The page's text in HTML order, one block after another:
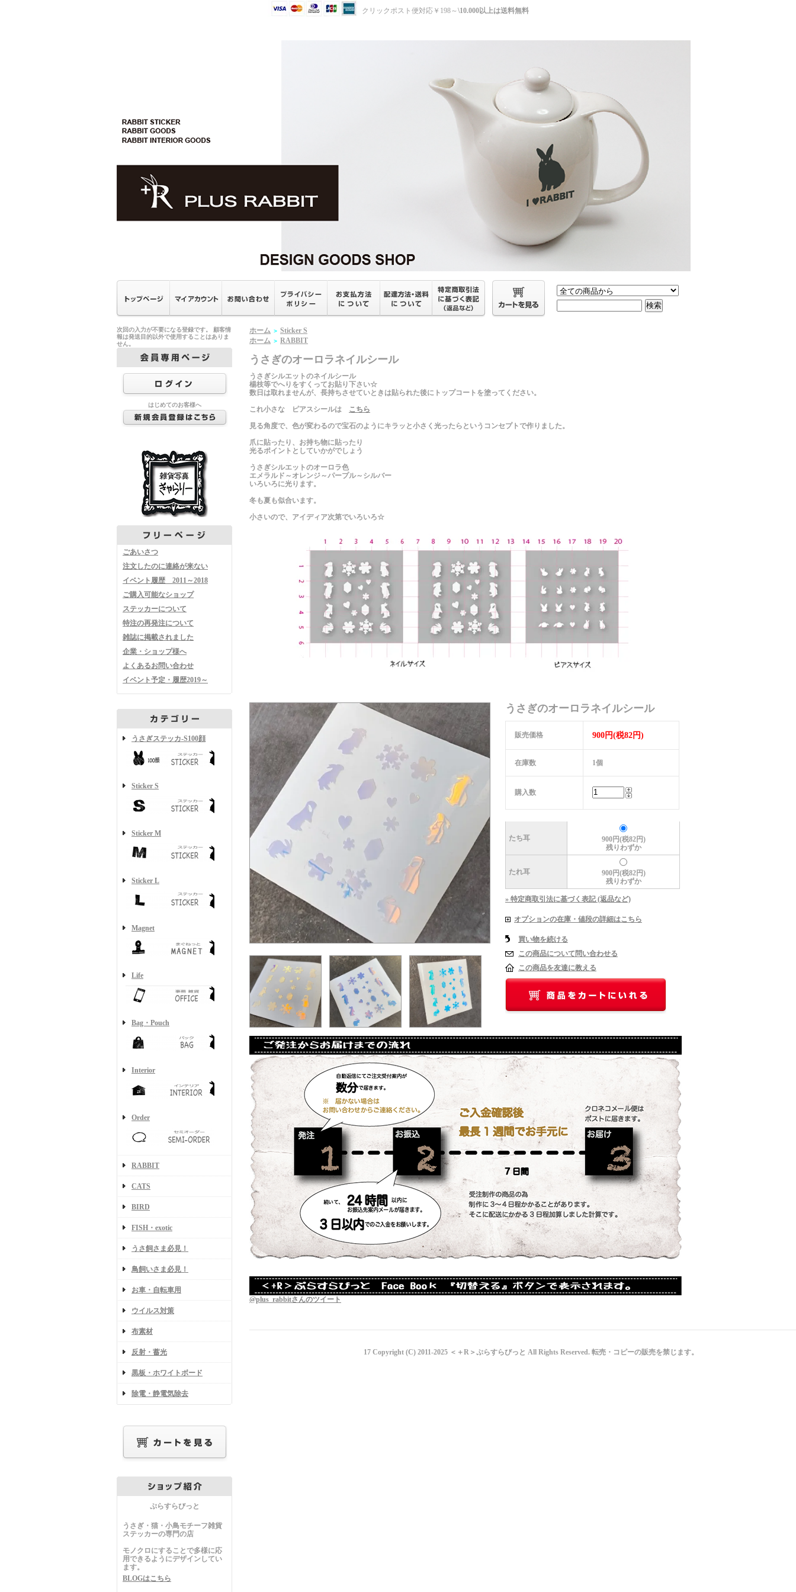
クリックポスト便対応￥198～\10.000以上は送料無料
次回の入力が不要になる登録です。 顧客情
報は発送目的以外で使用することはありま
せん。
はじめてのお客様へ
ごあいさつ
注文したのに連絡が来ない
イベント履歴 2011～2018
ご購入可能なショップ
ステッカーについて
特注の再発注について
雑誌に掲載されました
企業・ショップ様へ
よくあるお問い合わせ
イベント予定・履歴2019～
うさぎステッカ-S100顔
Sticker S
Sticker M
Sticker L
Magnet
Life
Bag・Pouch
Interior
Order
RABBIT
CATS
BIRD
FISH・exotic
うさ飼さま必見！
鳥飼いさま必見！
お車・自転車用
ウイルス対策
布素材
反射・蓄光
黒板・ホワイトボード
除電・静電気除去
ぷらすらびっと
うさぎ・猫・小鳥モチーフ雑貨
ステッカーの専門の店
モノクロにすることで多様に応
用できるようにデザインしてい
ます。
BLOGはこちら
ホーム ＞ Sticker S
ホーム ＞ RABBIT
うさぎのオーロラネイルシール
うさぎシルエットのネイルシール
楊枝等でへりをすくってお貼り下さい☆
数日は取れませんが、長持ちさせていときは貼られた後にトップコートを塗ってください。
これ小さな ピアスシールは こちら
見る角度で、色が変わるので宝石のようにキラッと小さく光ったらというコンセプトで作りました。
爪に貼ったり、お持ち物に貼ったり
光るポイントとしていかがでしょう
うさぎシルエットのオーロラ色
エメラルド～オレンジ～パープル～シルバー
いろいろに光ります。
冬も夏も似合います。
小さいので、アイディア次第でいろいろ☆
うさぎのオーロラネイルシール
販売価格 900円(税82円)
在庫数 1個
購入数
たち耳
900円(税82円)
残りわずか
たれ耳
900円(税82円)
残りわずか
» 特定商取引法に基づく表記 (返品など)
オプションの在庫・値段の詳細はこちら
買い物を続ける
この商品について問い合わせる
この商品を友達に教える
@plus_rabbitさんのツイート
17 Copyright (C) 2011-2025 ＜＋R＞ぷらすらびっと All Rights Reserved. 転売・コピーの販売を禁じます。